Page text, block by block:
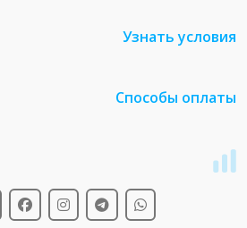
Узнать условия
Способы оплаты